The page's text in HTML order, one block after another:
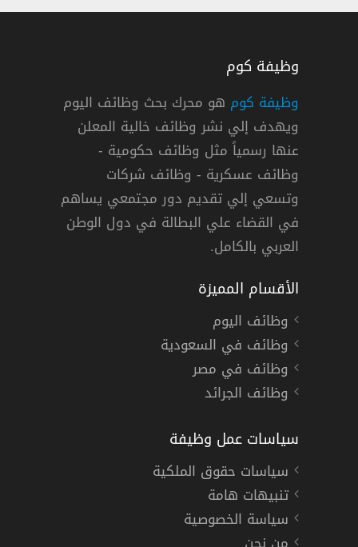
في شركة كيتوبي في دبي وابوظبي
أبوظبي دوام كامل
وظيفة كوم
وظيفة كوم هو محرك بحث وظائف اليوم
ويهدف إلي نشر وظائف خالية المعلن
عنها رسمياً مثل وظائف حكومية -
وظائف عسكرية - وظائف شركات
وتسعي إلي تقديم دور مجتمعي يساهم
في القضاء علي البطالة في دول الوطن
العربي بالكامل.
الأقسام المميزة
وظائف اليوم
وظائف في السعودية
وظائف في مصر
وظائف الجرائد
سياسات عمل وظيفة
سياسات حقوق الملكية
تنبيهات هامة
سياسة الخصوصية